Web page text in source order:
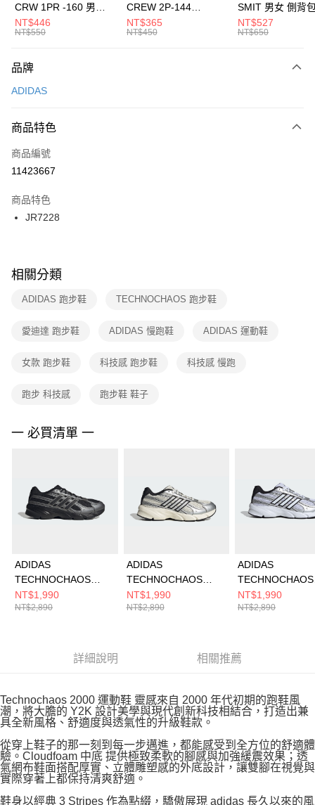
元大商業銀行
台灣樂天信用卡公司
全盈+PAY
AFTEE先享後付
【關於「AFTEE先享後付」】
便利好安心！
３．安心：先確認商品／服務後，再付款。
【「AFTEE先享後付」結帳流程】
１．於結帳方式選擇「AFTEE先享後付」後，將跳轉至「AFTEE先享後付」
２．訂單成立數日內，您將收到繳費通知簡訊。
３．收到繳費通知簡訊後14天內，點擊此簡訊中的連結，可透過四大超商／
ATM／網路銀行／等多元方式進行付款，方視為交易完成。
※ 交易是否成功請以「AFTEE先享後付 」之結帳頁面顯示為準，若有關於
是否繳費成功／繳費後需取消欲退款等相關疑問，請聯繫「AFTEE先享後付
客戶支援中心」https://netprotections.freshdesk.com/support/home
１．透過由恩沛科技股份有限公司提供之「AFTEE先享後付」服務完成之交
權轉讓予恩沛科技股份有限公司。
３．未成年的使用者請事先徵得法定代理人或監護人之同意方可使用
４．使用「AFTEE先享後付」時，將依據個別帳號之用戶狀況，依本公司即
恩沛科技股份有限公司將有權停止該用戶之使用額度並採取法律行動。
運送方式
每筆NT$100，滿NT$1,500(含以上)免運費
宅配
每筆NT$100，滿NT$1,500(含以上)免運費
付款後門市自取
每筆NT$100，滿NT$1,500(含以上)免運費
CRW 1PR -160 男女
中統襪 FZ3393100
NT$446
NT$550
CREW 2P-144
EMBRDY 男女 短統襪
FZ3073133
NT$365
NT$450
SMIT 男女 側背
BA5871010
NT$527
NT$650
品牌
ADIDAS
商品特色
商品編號
11423667
商品特色
JR7228
相關分類
ADIDAS 跑步鞋 TECHNOCHAOS 跑步鞋
愛迪達 跑步鞋 ADIDAS 慢跑鞋 ADIDAS 運動鞋
女款 跑步鞋 科技感 跑步鞋 科技感 慢跑
跑步 科技感 跑步鞋 鞋子
一 必買清單 一
ADIDAS
TECHNOCHAOS
2000 男 跑步鞋
JR7229
NT$1,990
NT$2,890
ADIDAS
TECHNOCHAOS
2000 女 跑步鞋
HQ7289
NT$1,990
NT$2,890
ADIDAS
TECHNOCHAOS
2000 男 跑步鞋
HQ7282
NT$1,990
NT$2,890
詳細說明 相關推薦
Technochaos 2000 運動鞋 靈感來自 2000 年代初期的跑鞋風
潮，將大膽的 Y2K 設計美學與現代創新科技相結合，打造出兼
具全新風格、舒適度與透氣性的升級鞋款。
從穿上鞋子的那一刻到每一步邁進，都能感受到全方位的舒適體
驗。Cloudfoam 中底 提供極致柔軟的腳感與加強緩震效果；透
氣網布鞋面搭配厚實、立體雕塑感的外底設計，讓雙腳在視覺與
實際穿著上都保持清爽舒適。
鞋身以經典 3 Stripes 作為點綴，驕傲展現 adidas 長久以來的風